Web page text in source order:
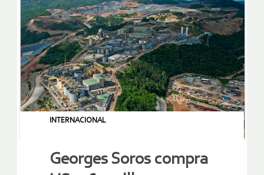
INTERNACIONAL
Georges Soros compra